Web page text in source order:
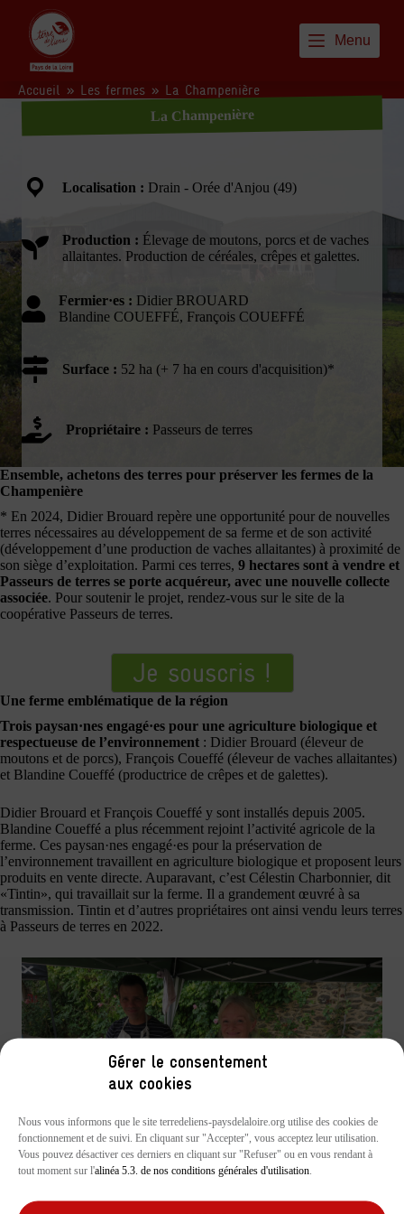
Gérer le consentement
aux cookies
Nous vous informons que le site terredeliens-paysdelaloire.org utilise des cookies de
fonctionnement et de suivi. En cliquant sur "Accepter", vous acceptez leur utilisation.
Vous pouvez désactiver ces derniers en cliquant sur "Refuser" ou en vous rendant à
tout moment sur l'alinéa 5.3. de nos conditions générales d'utilisation
e
r
u
Menu
Accueil » Les fermes » La Champenière
La Champenière
Localisation : Drain - Orée d'Anjou (49)
Production : Élevage de moutons, porcs et de vaches
allaitantes. Production de céréales, crêpes et galettes.
Fermier·es : Didier BROUARD
Blandine COUEFFÉ, François COUEFFÉ
Surface : 52 ha (+ 7 ha en cours d'acquisition)*
Propriétaire : Passeurs de terres
Ensemble, achetons des terres pour préserver les fermes de la
Champenière
* En 2024, Didier Brouard repère une opportunité pour de nouvelles
terres nécessaires au développement de sa ferme et de son activité
(développement d’une production de vaches allaitantes) à proximité de
son siège d’exploitation. Parmi ces terres, 9 hectares sont à vendre et
Passeurs de terres se porte acquéreur, avec une nouvelle collecte
associée. Pour soutenir le projet, rendez-vous sur le site de la
coopérative Passeurs de terres.
Je souscris !
Une ferme emblématique de la région
Trois paysan·nes engagé·es pour une agriculture biologique et
respectueuse de l’environnement : Didier Brouard (éleveur de
moutons et de porcs), François Coueffé (éleveur de vaches allaitantes)
et Blandine Coueffé (productrice de crêpes et de galettes).
Didier Brouard et François Coueffé y sont installés depuis 2005.
Blandine Coueffé a plus récemment rejoint l’activité agricole de la
ferme. Ces paysan·nes engagé·es pour la préservation de
l’environnement travaillent en agriculture biologique et proposent leurs
produits en vente directe. Auparavant, c’est Célestin Charbonnier, dit
«Tintin», qui travaillait sur la ferme. Il a grandement œuvré à sa
transmission. Tintin et d’autres propriétaires ont ainsi vendu leurs terres
à Passeurs de terres en 2022.